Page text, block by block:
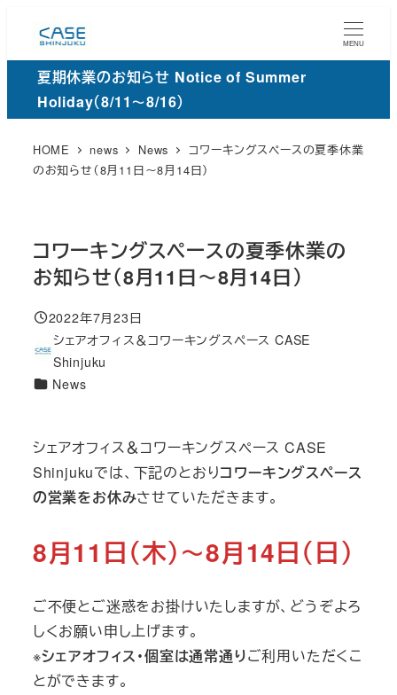
ン
MENU
夏期休業のお知らせ Notice of Summer
Holiday（8/11～8/16）
HOME news News
コワーキングスペースの夏季休業
のお知らせ（8月11日～8月14日）
コワーキングスペースの夏季休業の
お知らせ（8月11日～8月14日）
投稿日
2022年7月23日
著
者
シェアオフィス＆コワーキングスペース CASE
Shinjuku
カ
リ
ー
News
シェアオフィス＆コワーキングスペース CASE
Shinjukuでは、下記のとおりコワーキングスペース
の営業をお休みさせていただきます。
8月11日（木）～8月14日（日）
ご不便とご迷惑をお掛けいたしますが、どうぞよろ
しくお願い申し上げます。
※シェアオフィス・個室は通常通りご利用いただくこ
とができます。